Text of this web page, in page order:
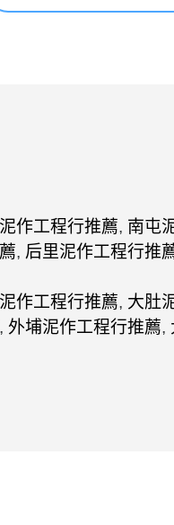
作工程行推薦, 南屯
, 后里泥作工程行推
作工程行推薦, 大肚
, 外埔泥作工程行推薦,